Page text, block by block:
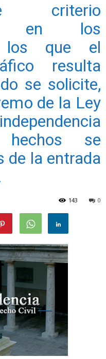
criterio
en los
los que el
resulta
se solicite,
de la Ley
se
de la entrada
0
143